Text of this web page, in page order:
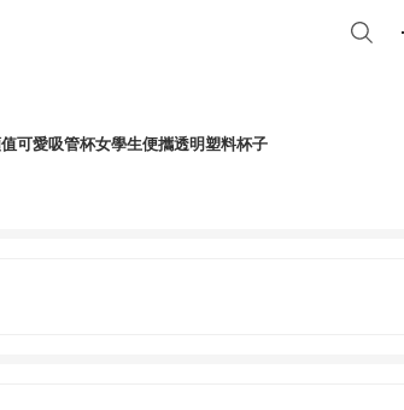
可愛吸管杯女學生便攜透明塑料杯子